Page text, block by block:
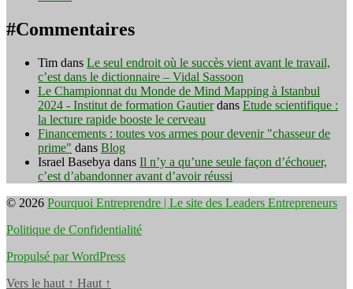
#Commentaires
Tim dans Le seul endroit où le succès vient avant le travail,
c’est dans le dictionnaire – Vidal Sassoon
Le Championnat du Monde de Mind Mapping à Istanbul
2024 - Institut de formation Gautierdans Etude scientifique :
la lecture rapide booste le cerveau
Financements : toutes vos armes pour devenir "chasseur de
prime" dans Blog
Israel Basebya dans Il n’y a qu’une seule façon d’échouer,
c’est d’abandonner avant d’avoir réussi
© 2026 Pourquoi Entreprendre | Le site des Leaders Entrepreneurs
Politique de Confidentialité
Propulsé par WordPress
Vers le haut ↑ Haut ↑